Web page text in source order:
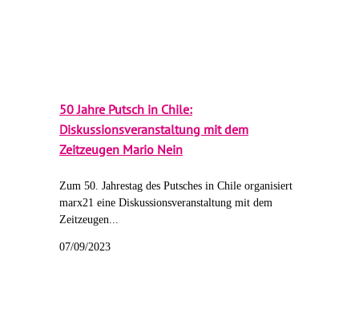
50 Jahre Putsch in Chile:
Diskussionsveranstaltung mit dem
Zeitzeugen Mario Nein
Zum 50. Jahrestag des Putsches in Chile organisiert
marx21 eine Diskussionsveranstaltung mit dem
Zeitzeugen...
07/09/2023